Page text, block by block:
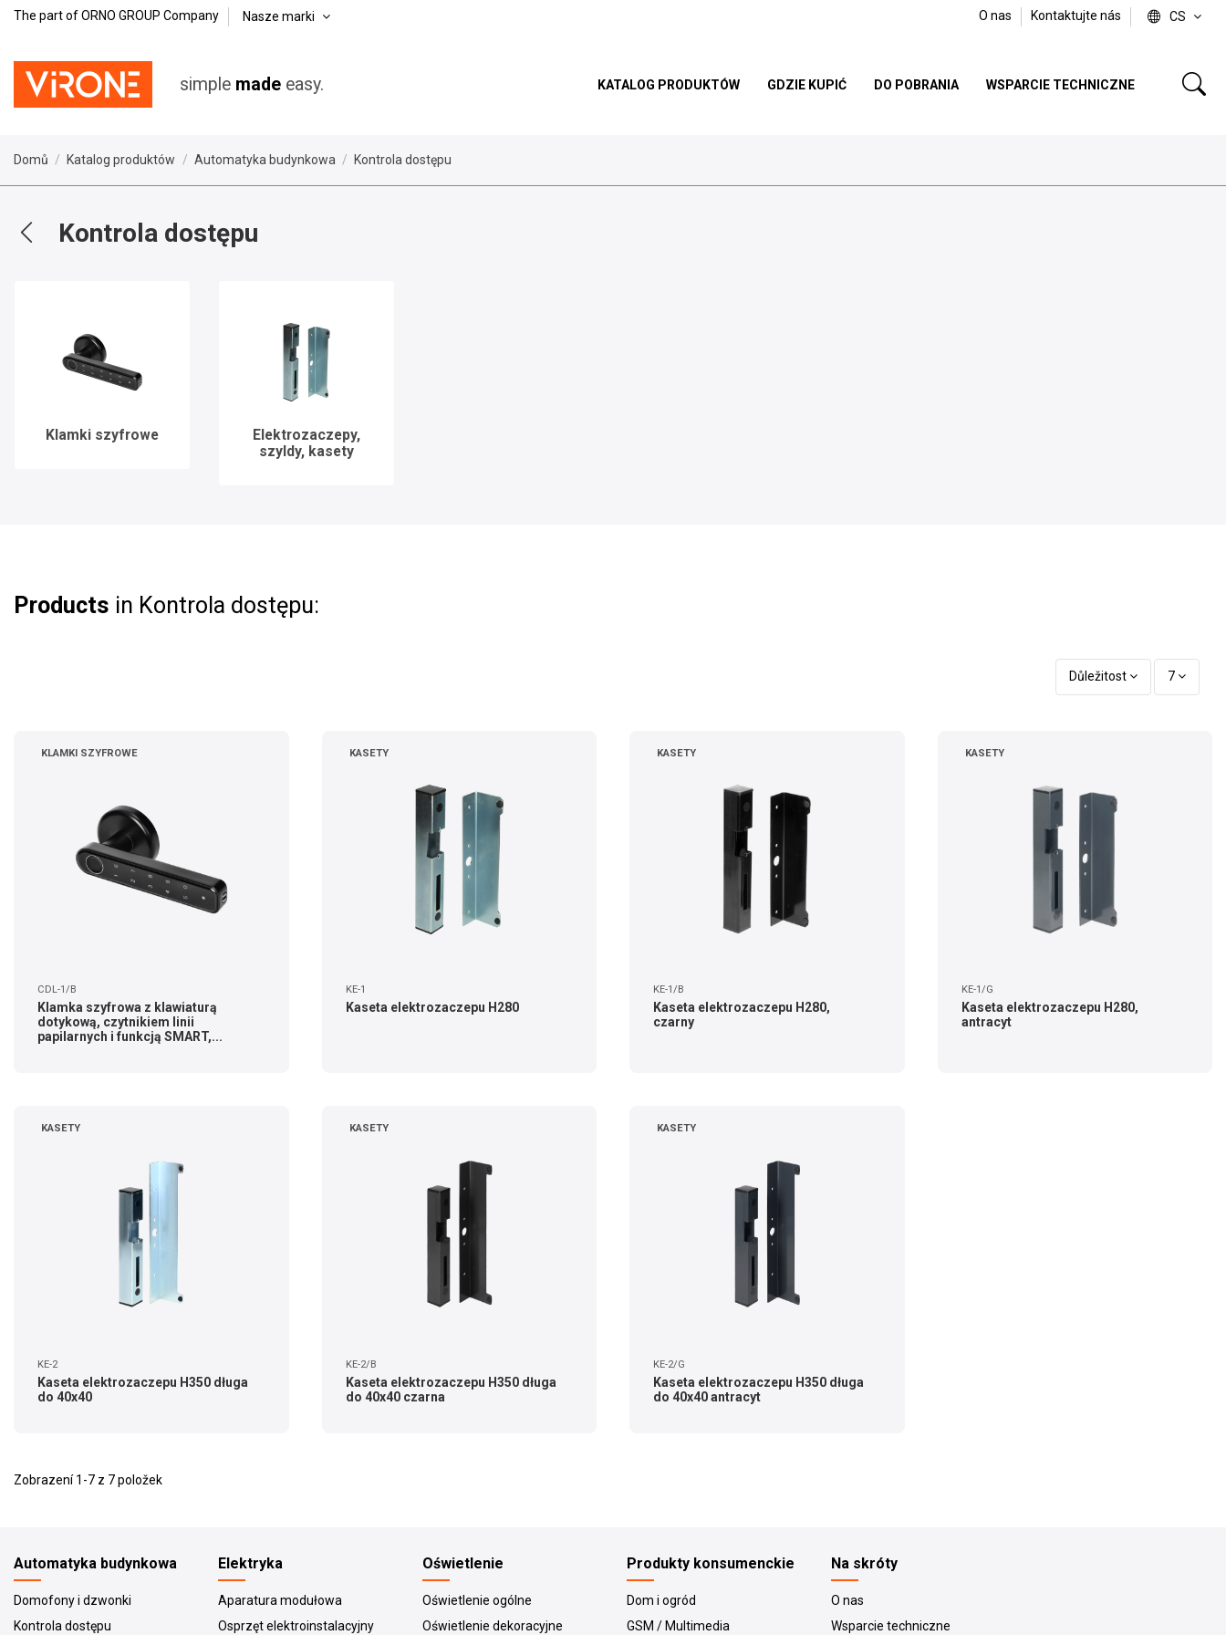
The part of ORNO GROUP Company Nasze marki O nas Kontaktujte nás CS
simple made easy. KATALOG PRODUKTÓW GDZIE KUPIĆ DO POBRANIA WSPARCIE TECHNICZNE
Domů Katalog produktów Automatyka budynkowa Kontrola dostępu
Kontrola dostępu
Klamki szyfrowe
Elektrozaczepy,
szyldy, kasety
Products in Kontrola dostępu:
Důležitost 7
KLAMKI SZYFROWE
CDL-1/B
Klamka szyfrowa z klawiaturą
dotykową, czytnikiem linii
papilarnych i funkcją SMART,...
KASETY
KE-1
Kaseta elektrozaczepu H280
KASETY
KE-1/B
Kaseta elektrozaczepu H280,
czarny
KASETY
KE-1/G
Kaseta elektrozaczepu H280,
antracyt
KASETY
KE-2
Kaseta elektrozaczepu H350 długa
do 40x40
KASETY
KE-2/B
Kaseta elektrozaczepu H350 długa
do 40x40 czarna
KASETY
KE-2/G
Kaseta elektrozaczepu H350 długa
do 40x40 antracyt
Zobrazení 1-7 z 7 položek
Automatyka budynkowa
Domofony i dzwonki
Kontrola dostępu
Elektryka
Aparatura modułowa
Osprzęt elektroinstalacyjny
Oświetlenie
Oświetlenie ogólne
Oświetlenie dekoracyjne
Produkty konsumenckie
Dom i ogród
GSM / Multimedia
Na skróty
O nas
Wsparcie techniczne